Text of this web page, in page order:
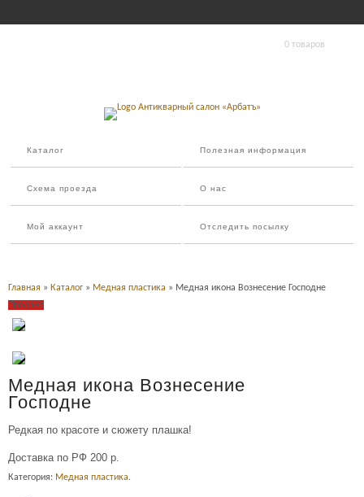
0 товаров
Каталог Полезная информация
Схема проезда О нас
Мой аккаунт Отследить посылку
Главная » Каталог » Медная пластика » Медная икона Вознесение Господне
Продано
Медная икона Вознесение
Господне
Редкая по красоте и сюжету плашка!
Доставка по РФ 200 р.
Категория: Медная пластика.